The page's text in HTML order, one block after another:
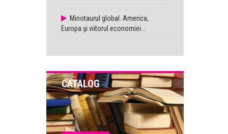
Minotaurul global. America,
Europa şi viitorul economiei...
CATALOG